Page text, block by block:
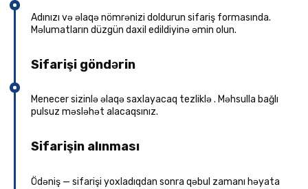
Adınızı və əlaqə nömrənizi doldurun sifariş formasında.
Məlumatların düzgün daxil edildiyinə əmin olun.
Sifarişi göndərin
Menecer sizinlə əlaqə saxlayacaq tezliklə . Məhsulla bağlı
pulsuz məsləhət alacaqsınız.
Sifarişin alınması
Ödəniş — sifarişi yoxladıqdan sonra qəbul zamanı həyata